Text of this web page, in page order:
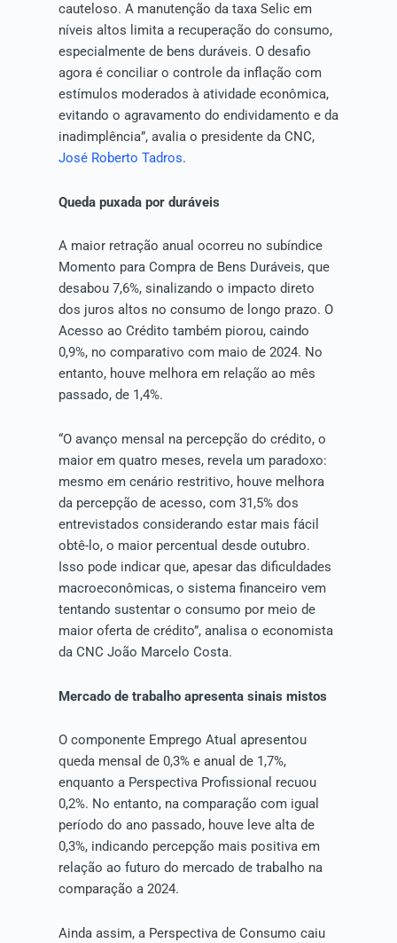
cauteloso. A manutenção da taxa Selic em
níveis altos limita a recuperação do consumo,
especialmente de bens duráveis. O desafio
agora é conciliar o controle da inflação com
estímulos moderados à atividade econômica,
evitando o agravamento do endividamento e da
inadimplência”, avalia o presidente da CNC,
José Roberto Tadros.
Queda puxada por duráveis
A maior retração anual ocorreu no subíndice
Momento para Compra de Bens Duráveis, que
desabou 7,6%, sinalizando o impacto direto
dos juros altos no consumo de longo prazo. O
Acesso ao Crédito também piorou, caindo
0,9%, no comparativo com maio de 2024. No
entanto, houve melhora em relação ao mês
passado, de 1,4%.
“O avanço mensal na percepção do crédito, o
maior em quatro meses, revela um paradoxo:
mesmo em cenário restritivo, houve melhora
da percepção de acesso, com 31,5% dos
entrevistados considerando estar mais fácil
obtê-lo, o maior percentual desde outubro.
Isso pode indicar que, apesar das dificuldades
macroeconômicas, o sistema financeiro vem
tentando sustentar o consumo por meio de
maior oferta de crédito”, analisa o economista
da CNC João Marcelo Costa.
Mercado de trabalho apresenta sinais mistos
O componente Emprego Atual apresentou
queda mensal de 0,3% e anual de 1,7%,
enquanto a Perspectiva Profissional recuou
0,2%. No entanto, na comparação com igual
período do ano passado, houve leve alta de
0,3%, indicando percepção mais positiva em
relação ao futuro do mercado de trabalho na
comparação a 2024.
Ainda assim, a Perspectiva de Consumo caiu